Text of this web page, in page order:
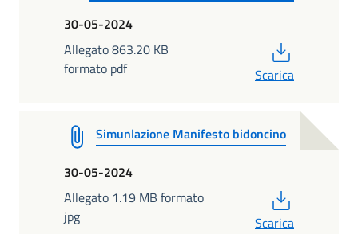
30-05-2024
Allegato 863.20 KB
formato pdf
Scarica
Simunlazione Manifesto bidoncino
30-05-2024
Allegato 1.19 MB formato
jpg
Scarica